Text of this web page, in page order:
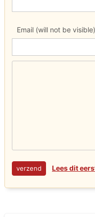
Email (will not be
Lees dit